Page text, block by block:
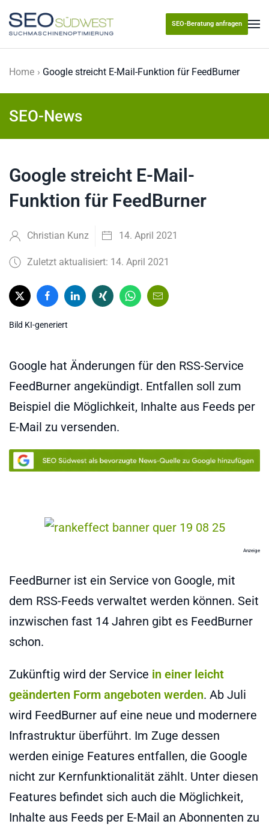
Skip to main content
SEO-Beratung anfragen
Home Google streicht E-Mail-Funktion für FeedBurner
SEO-News
Google streicht E-Mail-
Funktion für FeedBurner
Christian Kunz 14. April 2021
Zuletzt aktualisiert: 14. April 2021
Bild KI-generiert
Google hat Änderungen für den RSS-Service
FeedBurner angekündigt. Entfallen soll zum
Beispiel die Möglichkeit, Inhalte aus Feeds per
E-Mail zu versenden.
Anzeige
FeedBurner ist ein Service von Google, mit
dem RSS-Feeds verwaltet werden können. Seit
inzwischen fast 14 Jahren gibt es FeedBurner
schon.
Zukünftig wird der Service in einer leicht
geänderten Form angeboten werden. Ab Juli
wird FeedBurner auf eine neue und modernere
Infrastruktur überführt. Im Zuge dessen
werden einige Features entfallen, die Google
nicht zur Kernfunktionalität zählt. Unter diesen
Features befindet sich auch die Möglichkeit,
Inhalte aus Feeds per E-Mail an Abonnenten zu